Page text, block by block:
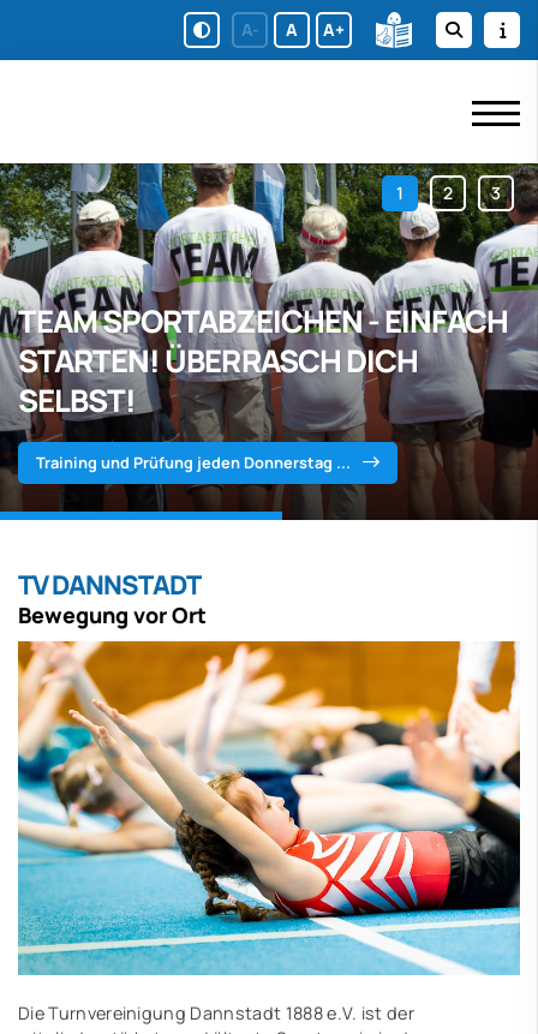
A- A A+
TEAM SPORTABZEICHEN - EINFACH
STARTEN! ÜBERRASCH DICH
SELBST!
Training und Prüfung jeden Donnerstag ...
TV DANNSTADT
Bewegung vor Ort
Die Turnvereinigung Dannstadt 1888 e.V. ist der